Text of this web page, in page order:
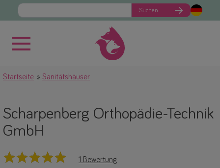
Suchen
Startseite Sanitätshäuser
Scharpenberg Orthopädie-Technik
GmbH
1 Bewertung